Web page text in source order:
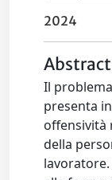
2024
Abstract
Il
presenta
offensività
della